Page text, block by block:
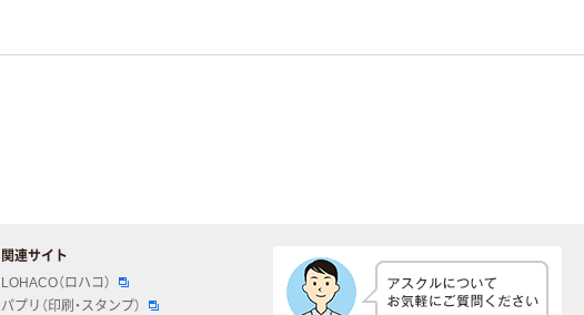
関連サイト
LOHACO（ロハコ）
パプリ（印刷・スタンプ）